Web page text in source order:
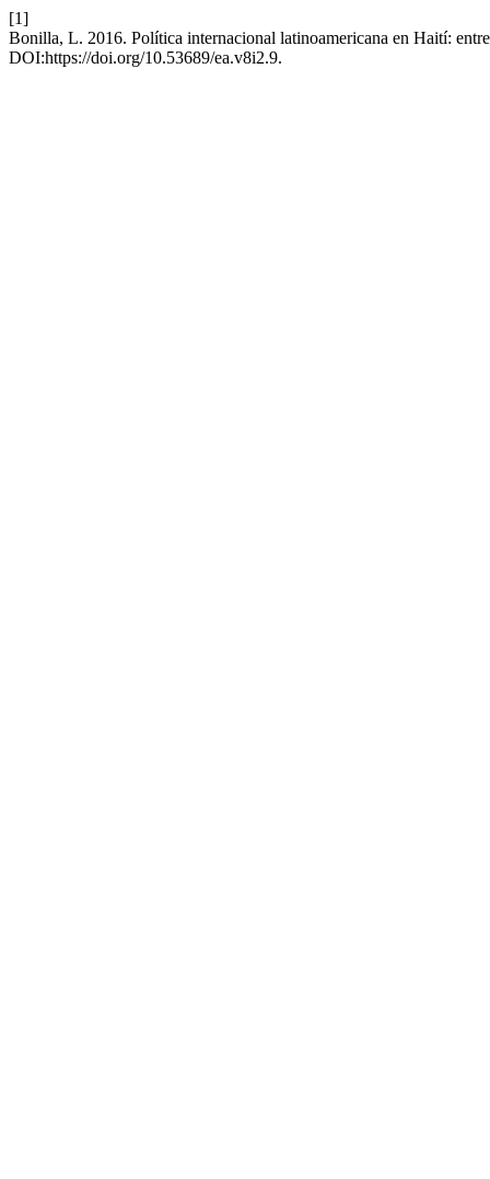
[1]
Bonilla, L. 2016. Política internacional latinoamericana en Haití:
DOI:https://doi.org/10.53689/ea.v8i2.9.